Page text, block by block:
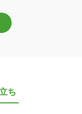
ち